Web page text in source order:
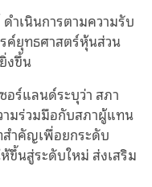
ำเนินการตามความรับ
ค์ยุทธศาสตร์หุ้นส่วน
งขึ้น
อร์แลนด์ระบุว่า สภา
มร่วมมือกับสภาผู้แทน
ำคัญเพื่อยกระดับ
ขึ้นสู่ระดับใหม่ ส่งเสริม